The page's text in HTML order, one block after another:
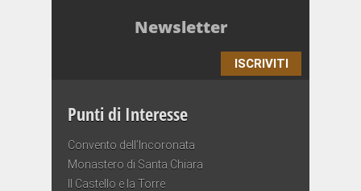
Newsletter
ISCRIVITI
Punti di Interesse
Convento dell’Incoronata
Monastero di Santa Chiara
Il Castello e la Torre